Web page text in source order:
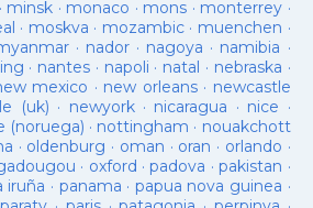
· minsk · monaco · mons · monterrey ·
· moskva · mozambic· muenchen ·
· nador · nagoya · namibia ·
· nantes · napoli · natal · nebraska ·
mexico · new orleans· newcastle
(uk) · newyork· nicaragua · nice ·
(noruega) · nottingham · nouakchott
· oldenburg · oman · oran · orlando ·
· oxford ·padova ·pakistan ·
iruña · panama · papua nova guinea ·